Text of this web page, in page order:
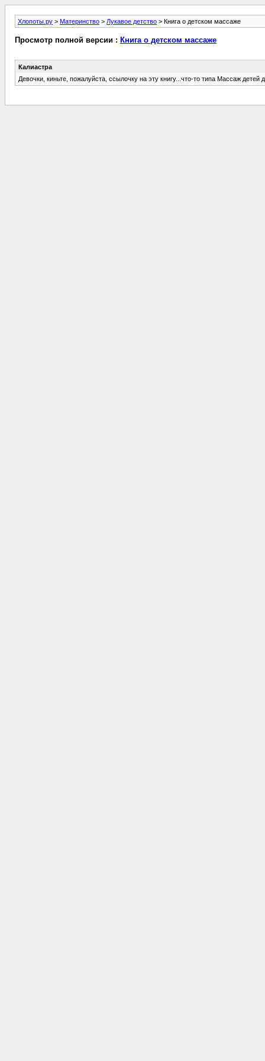
Хлопоты.ру > Материнство > Лукавое детство > Книга о детском массаже
Просмотр полной версии : Книга о детском массаже
Калиастра
Девочки, киньте, пожалуйста, ссылочку на эту книгу...что-то типа Массаж